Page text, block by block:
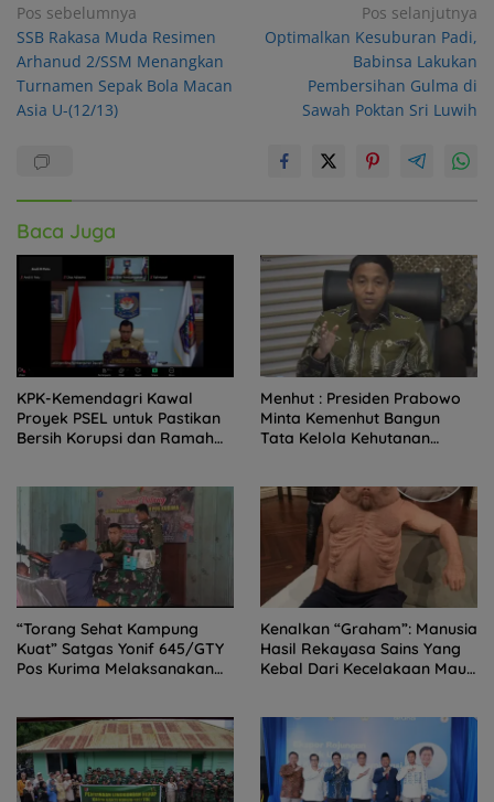
Navigasi
pos
Pos sebelumnya
SSB Rakasa Muda Resimen
Arhanud 2/SSM Menangkan
Turnamen Sepak Bola Macan
Asia U-(12/13)
Pos selanjutnya
Optimalkan Kesuburan Padi,
Babinsa Lakukan
Pembersihan Gulma di
Sawah Poktan Sri Luwih
Baca Juga
KPK-Kemendagri Kawal
Proyek PSEL untuk Pastikan
Bersih Korupsi dan Ramah
Menhut : Presiden Prabowo
Minta Kemenhut Bangun
Tata Kelola Kehutanan
“Torang Sehat Kampung
Kuat” Satgas Yonif 645/GTY
Pos Kurima Melaksanakan
Kenalkan “Graham”: Manusia
Hasil Rekayasa Sains Yang
Kebal Dari Kecelakaan Maut